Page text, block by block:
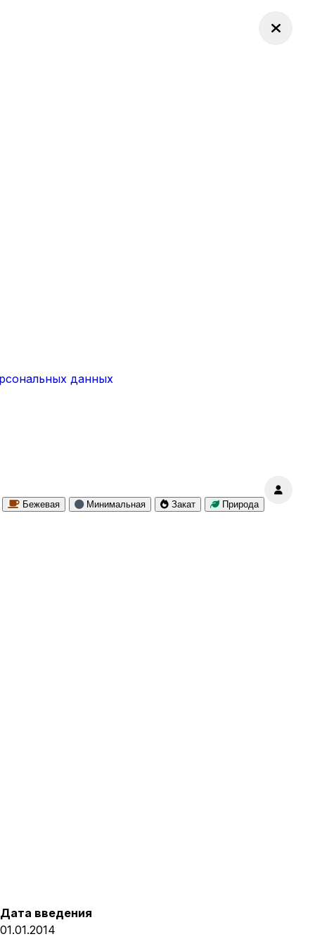
данных
Бежевая Минимальная Закат Природа
Дата введения
01.01.2014